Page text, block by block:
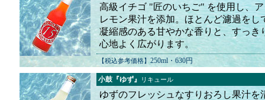
高級イチゴ "匠のいちご" を使用し、
レモン果汁を添加。ほとんど濾過をし
凝縮感のある甘やかな香りと、すっき
心地よく広がります。
【税込参考価格】 250ml・630円
小鼓『ゆず』 リキュール
ゆずのフレッシュなすりおろし果汁を